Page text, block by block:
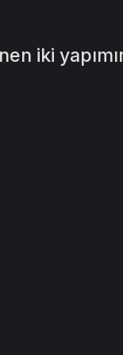
iki